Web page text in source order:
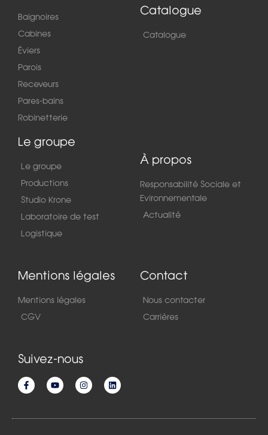
Baignoires
Cabines
Éviers
Parois
Receveurs
Pares-bains
Robinetterie
Catalogue
Catalogue
Le groupe
Le groupe
Productions
Studio Krone
Laboratoire de test
Logistique
À propos
Responsabilité Sociale et
Evironnementale
Actualité
Mentions légales
Mentions légales
CGV
Contact
Nous contacter
Carrières
Suivez-nous